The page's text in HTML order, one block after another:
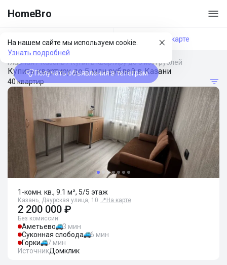
HomeBro
На нашем сайте мы используем cookie.
Узнать подробней
Получать объявления в телеграм
Фильтры На карте
Главная/Казань/Купить квартиру до 5 млн рублей
Купить квартиру до 5 млн рублей в Казани
40 квартир
1-комн. кв., 9.1 м², 5/5 этаж
Казань, Даурская улица, 10 📍 На карте
2 200 000 ₽
Без комиссии
Аметьево
3 мин
Суконная слобода
6 мин
Горки
7 мин
ИсточникДомклик